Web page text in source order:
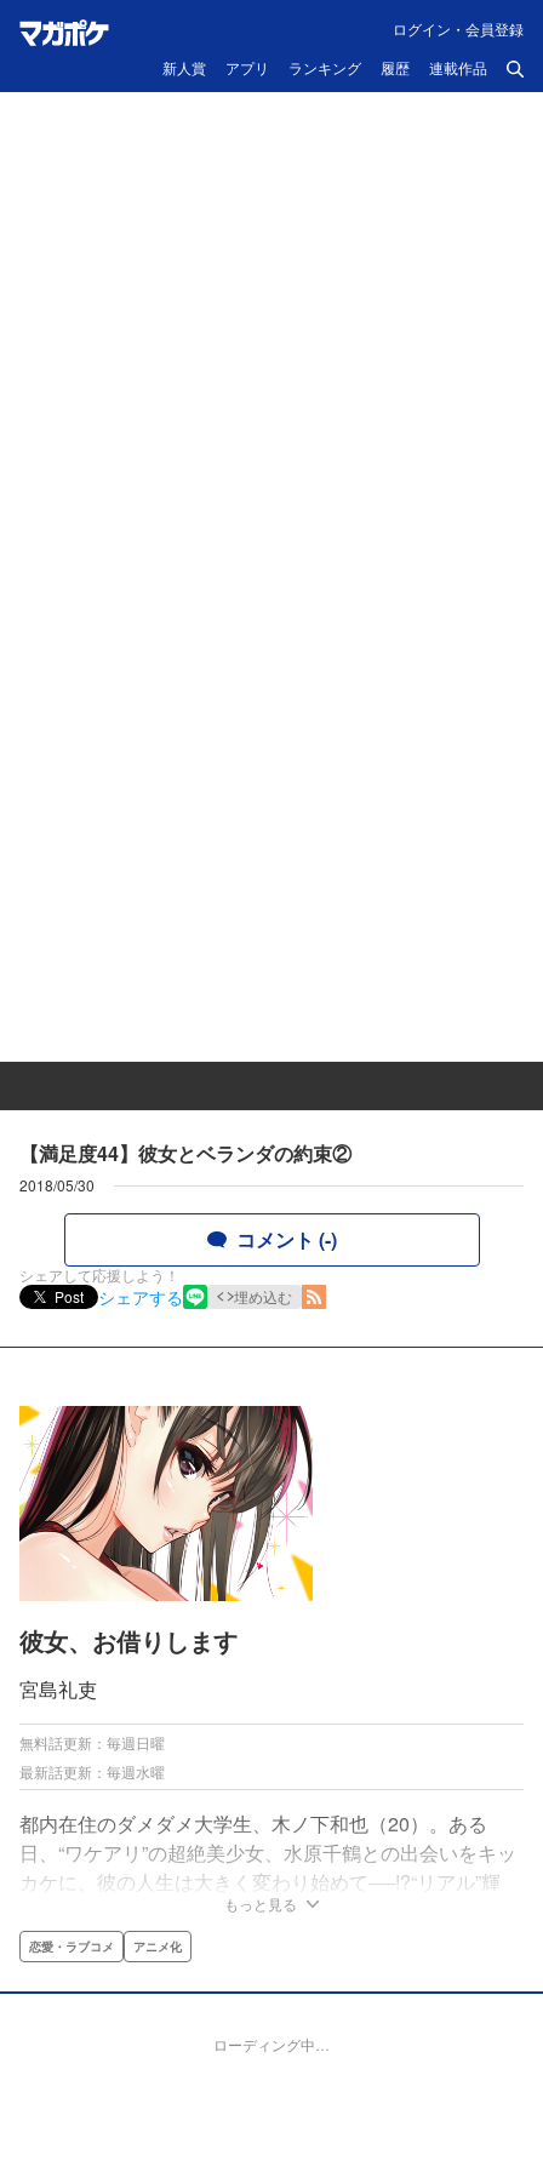
新人賞 アプリ ランキング 履歴 連載作品
ログイン・会員登録
【満足度44】彼女とベランダの約束②
2018/05/30
コメント (-)
シェアして応援しよう！
Post
シェアする 埋め込む
彼女、お借りします
宮島礼吏
無料話更新：毎週日曜
最新話更新：毎週水曜
都内在住のダメダメ大学生、木ノ下和也（20）。ある
日、“ワケアリ”の超絶美少女、水原千鶴との出会いをキッ
カケに、彼の人生は大きく変わり始めて──!?“リアル”輝
く“レンタル”ラブライフ、開幕！
もっと見る
恋愛・ラブコメ アニメ化
ローディング中…